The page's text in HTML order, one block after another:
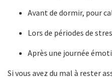
Avant de dormir, pour
Lors de périodes de
Après une journée
Si vous avez du mal à rester